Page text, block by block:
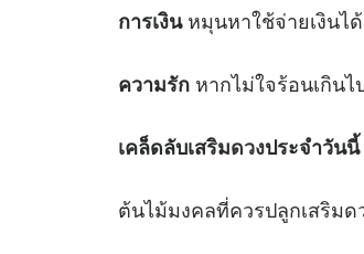
การเงินหมุนหาใช้จ่ายเงินไ
ความรัก หากไม่ใจร้อนเกิน
เคล็ดลับเสริมดวงประจำวันนี้
ต้นไม้มงคลที่ควรปลูกเสริม